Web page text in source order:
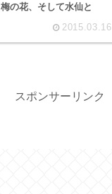
梅の花、そして水仙と
2015.03.16
スポンサーリンク